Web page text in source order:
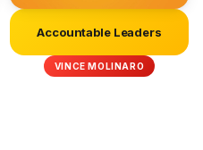
Accountable Leaders
VINCE MOLINARO